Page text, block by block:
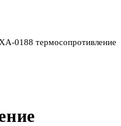
0188 термосопротивление